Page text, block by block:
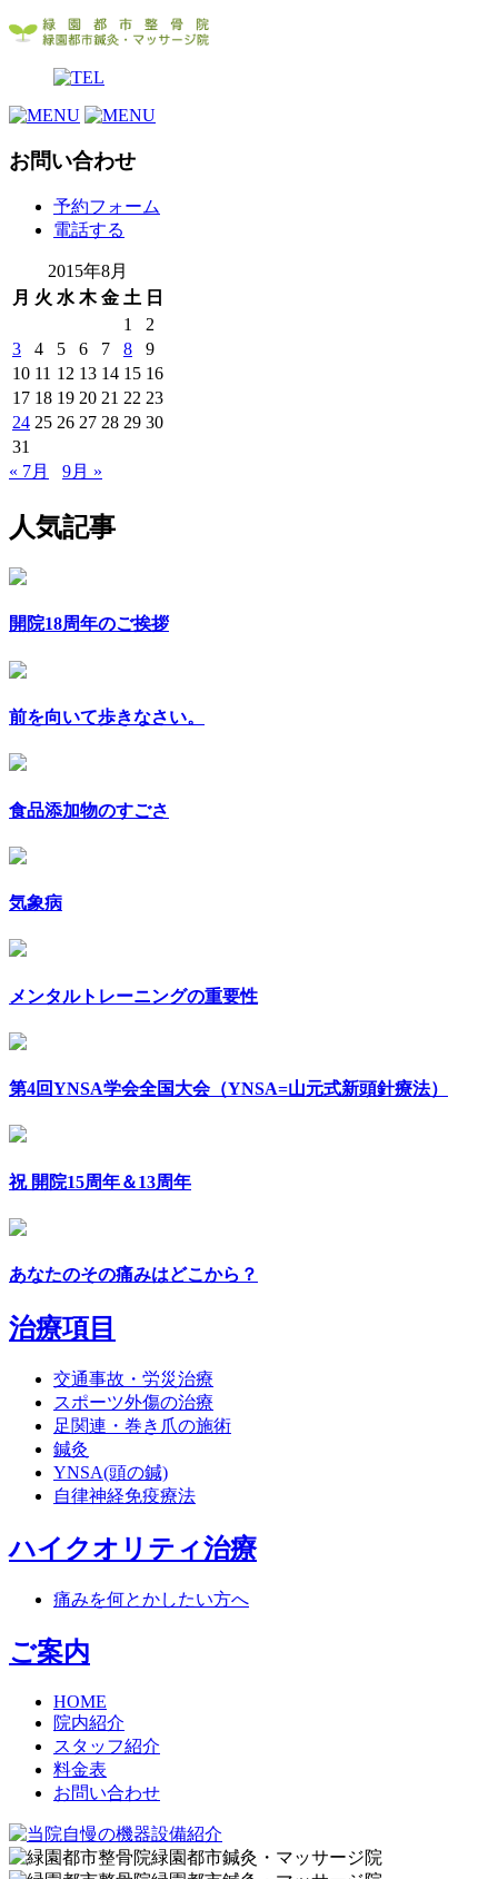
お問い合わせ
予約フォーム
電話する
2015年8月
月 火 水 木 金 土 日
1
2
3
4 5 6 7 8
9
10 11 12 13 14 15 16
17 18 19 20 21 22 23
24 25 26 27 28 29 30
31
« 7月
9月 »
人気記事
開院18周年のご挨拶
前を向いて歩きなさい。
食品添加物のすごさ
気象病
メンタルトレーニングの重要性
第4回YNSA学会全国大会（YNSA=山元式新頭針療法）
祝 開院15周年＆13周年
あなたのその痛みはどこから？
治療項目
交通事故・労災治療
スポーツ外傷の治療
足関連・巻き爪の施術
鍼灸
YNSA(頭の鍼)
自律神経免疫療法
ハイクオリティ治療
痛みを何とかしたい方へ
ご案内
HOME
院内紹介
スタッフ紹介
料金表
お問い合わせ